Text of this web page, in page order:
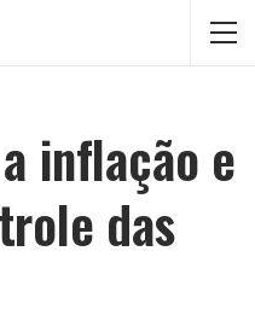
inflação e
das